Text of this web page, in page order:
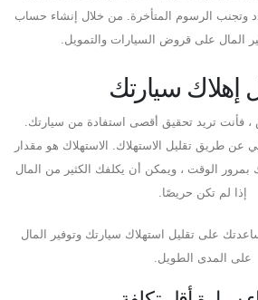
وتجنب الرسوم المتأخرة. من خلال إنشاء حساب
المال على قروض السيارات والتمويل.
إهلاك سيارتك
، فأنت تريد تحقيق أقصى استفادة من سيارتك.
عن طريق تقليل الاستهلاك. الاستهلاك هو مقدار
بمرور الوقت ، ويمكن أن يكلفك الكثير من المال
إذا لم تكن حريصًا.
على تقليل استهلاك سيارتك وتوفير المال
على المدى الطويل.